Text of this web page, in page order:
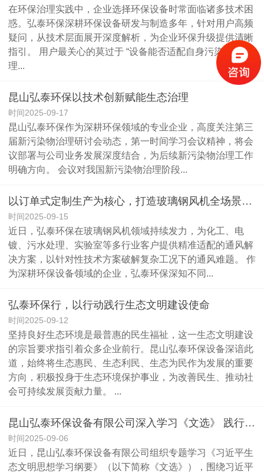
在环保治理实践中，企业选择环保设备时常面临诸多技术困
惑。弘泰环保深耕环保设备研发与制造多年，针对用户高频
疑问，从技术层面展开深度解析，为企业环保升级提供清晰
指引。 用户最关心的莫过于 “设备能否适配自身污染物处
理...
昆山弘泰环保以技术创新赋能生态治理​
时间2025-09-17
昆山弘泰环保作为深耕环保领域的专业企业，高度关注第三
届新污染物治理研讨会动态，第一时间学习会议精神，将会
议部署与公司业务发展深度结合，为后续新污染物治理工作
明确方向。 ​ 会议对我国新污染物治理阶段...
以订单式定制生产为核心，打造玻璃钢风机全场景解决方案
时间2025-09-15
近日，弘泰环保在玻璃钢风机领域持续发力，为化工、电
镀、污水处理、实验室等多行业客户提供精准适配的通风解
决方案，以针对性技术方案破解复杂工况下的通风难题。 ​ 作
为深耕环保设备领域的企业，弘泰环保深知不同...
弘泰环保行，以行动践行生态文明建设使命
时间2025-09-12
坚持良好生态环境是最普惠的民生福祉，这一生态文明建设
的宗旨要求指引着众多企业前行。昆山弘泰环保设备深谙此
道，始终将生态惠民、生态利民、生态为民作为发展的重要
方向，积极投身于生态环境保护事业，为改善民生、推动社
会可持续发展贡献力量。 ...
昆山弘泰环保设备有限公司深入学习《文选》 践行习近平生态文明思想
时间2025-09-06
近日，昆山弘泰环保设备有限公司组织专题学习《习近平生
态文明思想学习纲要》（以下简称《文选》），围绕习近平